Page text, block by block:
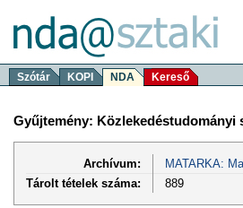
Szótár KOPI NDA Kereső
Gyűjtemény: Közlekedéstudományi
Archívum:
MATARKA:
Tárolt tételek száma:
889